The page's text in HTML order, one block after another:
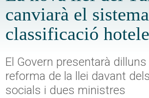
canviarà el
classificació
El Govern presentarà
reforma de la llei davant
socials i dues ministres